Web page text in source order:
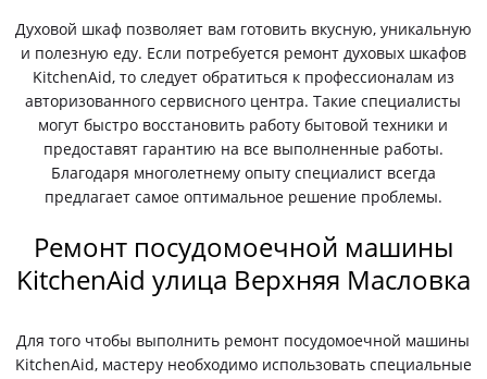
Духовой шкаф позволяет вам готовить вкусную, уникальную
и полезную еду. Если потребуется ремонт духовых шкафов
KitchenAid, то следует обратиться к профессионалам из
авторизованного сервисного центра. Такие специалисты
могут быстро восстановить работу бытовой техники и
предоставят гарантию на все выполненные работы.
Благодаря многолетнему опыту специалист всегда
предлагает самое оптимальное решение проблемы.
Ремонт посудомоечной машины
KitchenAid улица Верхняя Масловка
Для того чтобы выполнить ремонт посудомоечной машины
KitchenAid, мастеру необходимо использовать специальные